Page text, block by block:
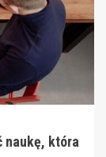
naukę, która